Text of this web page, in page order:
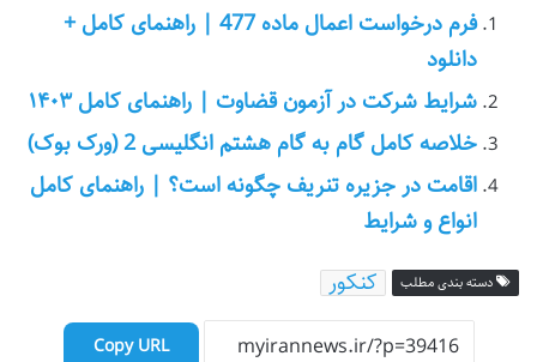
فرم درخواست اعمال ماده 477 | راهنمای کامل +
دانلود
شرایط شرکت در آزمون قضاوت | راهنمای کامل ۱۴۰۳
خلاصه کامل گام به گام هشتم انگلیسی 2 (ورک بوک)
اقامت در جزیره تنریف چگونه است؟ | راهنمای کامل
انواع و شرایط
دسته بندی مطلب کنکور
Copy URL